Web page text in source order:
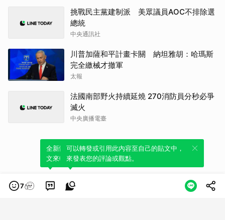
挑戰民主黨建制派 美眾議員AOC不排除選
總統
中央通訊社
川普加薩和平計畫卡關 納坦雅胡：哈瑪斯
完全繳械才撤軍
太報
法國南部野火持續延燒 270消防員分秒必爭
滅火
中央廣播電臺
7
全新體驗！一鍵引用此內容，透過發布貼
文來輕鬆表達個人立場。
可以轉發或引用此內容至自己的貼文中，
來發表您的評論或觀點。